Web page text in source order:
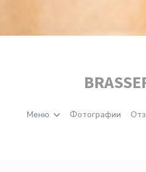
Меню Фотографии